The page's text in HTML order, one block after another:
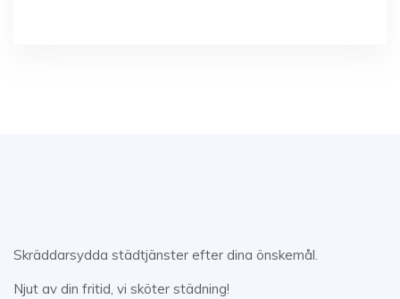
Skräddarsydda städtjänster efter dina önskemål.
Njut av din fritid, vi sköter städning!